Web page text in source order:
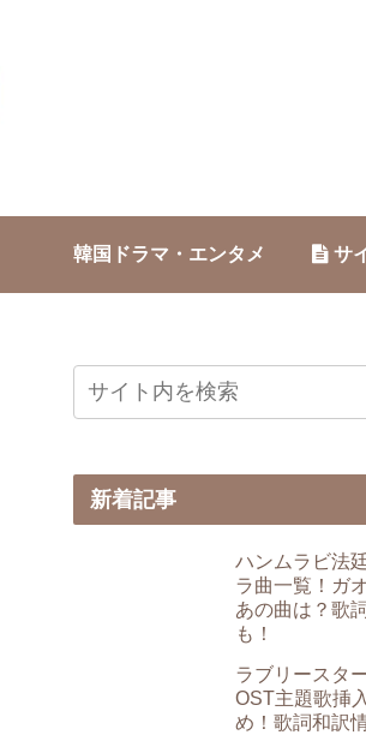
韓国ドラマ・エンタメ サ
新着記事
ハンムラビ法
ラ曲一覧！ガ
あの曲は？歌
も！
ラブリースタ
OST主題歌挿
め！歌詞和訳